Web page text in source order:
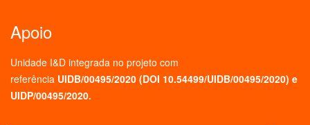
Apoio
Unidade I&D integrada no projeto com
referência UIDB/00495/2020 (DOI 10.54499/UIDB/00495/2020) e
UIDP/00495/2020.